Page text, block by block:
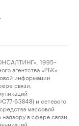
1995–
агентства «РБК»
информации
связи,
63848) и сетевого
массовой
в сфере связи,